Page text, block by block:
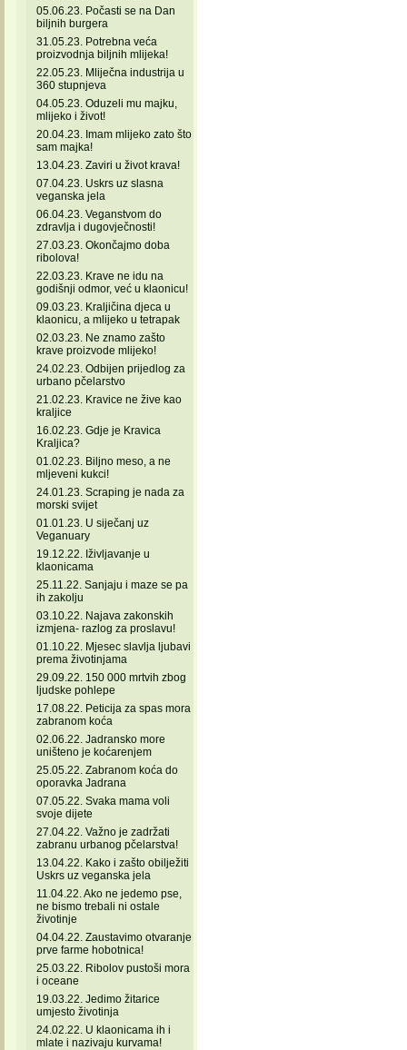
05.06.23. Počasti se na Dan
biljnih burgera
31.05.23. Potrebna veća
proizvodnja biljnih mlijeka!
22.05.23. Mliječna industrija u
360 stupnjeva
04.05.23. Oduzeli mu majku,
mlijeko i život!
20.04.23. Imam mlijeko zato što
sam majka!
13.04.23. Zaviri u život krava!
07.04.23. Uskrs uz slasna
veganska jela
06.04.23. Veganstvom do
zdravlja i dugovječnosti!
27.03.23. Okončajmo doba
ribolova!
22.03.23. Krave ne idu na
godišnji odmor, već u klaonicu!
09.03.23. Kraljičina djeca u
klaonicu, a mlijeko u tetrapak
02.03.23. Ne znamo zašto
krave proizvode mlijeko!
24.02.23. Odbijen prijedlog za
urbano pčelarstvo
21.02.23. Kravice ne žive kao
kraljice
16.02.23. Gdje je Kravica
Kraljica?
01.02.23. Biljno meso, a ne
mljeveni kukci!
24.01.23. Scraping je nada za
morski svijet
01.01.23. U siječanj uz
Veganuary
19.12.22. Iživljavanje u
klaonicama
25.11.22. Sanjaju i maze se pa
ih zakolju
03.10.22. Najava zakonskih
izmjena- razlog za proslavu!
01.10.22. Mjesec slavlja ljubavi
prema životinjama
29.09.22. 150 000 mrtvih zbog
ljudske pohlepe
17.08.22. Peticija za spas mora
zabranom koća
02.06.22. Jadransko more
uništeno je koćarenjem
25.05.22. Zabranom koća do
oporavka Jadrana
07.05.22. Svaka mama voli
svoje dijete
27.04.22. Važno je zadržati
zabranu urbanog pčelarstva!
13.04.22. Kako i zašto obilježiti
Uskrs uz veganska jela
11.04.22. Ako ne jedemo pse,
ne bismo trebali ni ostale
životinje
04.04.22. Zaustavimo otvaranje
prve farme hobotnica!
25.03.22. Ribolov pustoši mora
i oceane
19.03.22. Jedimo žitarice
umjesto životinja
24.02.22. U klaonicama ih i
mlate i nazivaju kurvama!